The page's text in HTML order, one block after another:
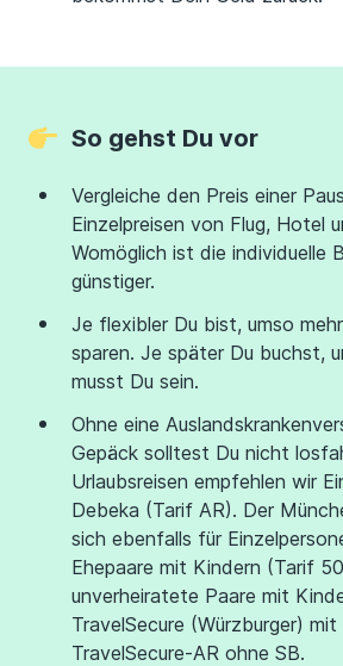
So gehst Du vor
Vergleiche den Preis einer
Einzelpreisen von Flug, Hotel
Womöglich ist die individuelle
günstiger.
Je flexibler Du bist, umso
sparen. Je später Du buchst,
musst Du sein.
Ohne eine
Gepäck solltest Du nicht
Urlaubsreisen empfehlen wir
Debeka (Tarif AR). Der
sich ebenfalls für
Ehepaare mit Kindern (Tarif
unverheiratete Paare mit
TravelSecure (Würzburger)
TravelSecure-AR ohne SB.